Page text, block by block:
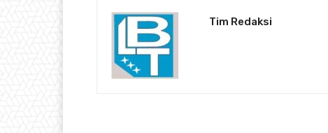
Tim Redaksi